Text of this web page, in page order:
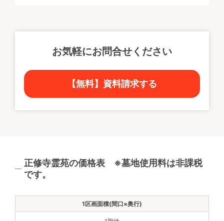
お気軽にお問合せください
【無料】資料請求する
正修寺霊苑の価格表 ※墓地使用料は非課税
です。